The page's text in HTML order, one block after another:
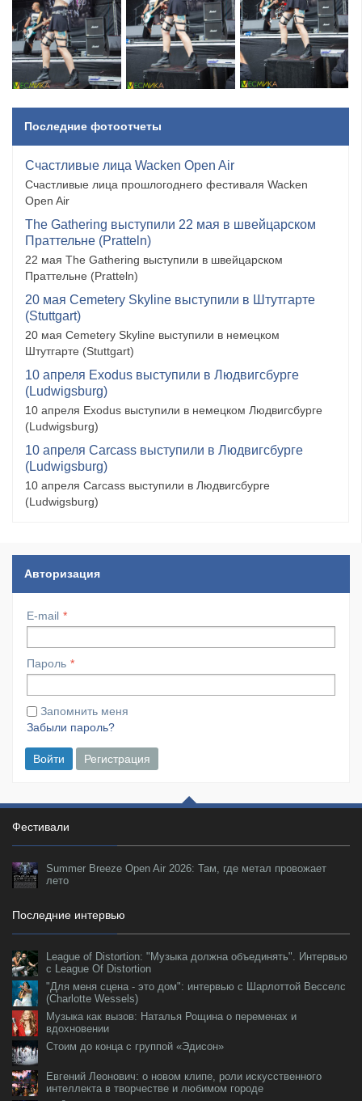
Последние фотоотчеты
Счастливые лица Wacken Open Air
Счастливые лица прошлогоднего фестиваля Wacken
Open Air
The Gathering выступили 22 мая в швейцарском
Праттельне (Pratteln)
22 мая The Gathering выступили в швейцарском
Праттельне (Pratteln)
20 мая Cemetery Skyline выступили в Штутгарте
(Stuttgart)
20 мая Cemetery Skyline выступили в немецком
Штутгарте (Stuttgart)
10 апреля Exodus выступили в Людвигсбурге
(Ludwigsburg)
10 апреля Exodus выступили в немецком Людвигсбурге
(Ludwigsburg)
10 апреля Carcass выступили в Людвигсбурге
(Ludwigsburg)
10 апреля Carcass выступили в Людвигсбурге
(Ludwigsburg)
Авторизация
E-mail
Пароль
Запомнить меня
Забыли пароль?
Войти Регистрация
Фестивали
Summer Breeze Open Air 2026: Там, где метал провожает
лето
Последние интервью
League of Distortion: "Музыка должна объединять". Интервью
с League Of Distortion
"Для меня сцена - это дом": интервью с Шарлоттой Весселс
(Charlotte Wessels)
Музыка как вызов: Наталья Рощина о переменах и
вдохновении
Стоим до конца с группой «Эдисон»
Евгений Леонович: о новом клипе, роли искусственного
интеллекта в творчестве и любимом городе